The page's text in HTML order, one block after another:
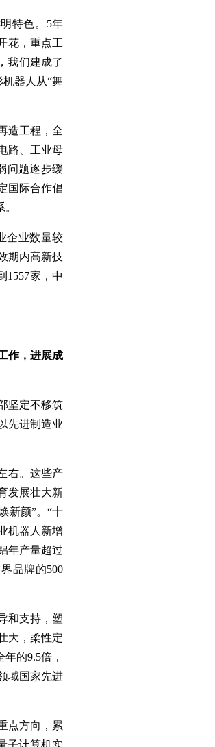
特色。5年
花，重点工
我们建成了
器人从“舞
造工程，全
路、工业母
问题逐步缓
国际合作倡
企业数量较
期内高新技
1557家，中
作，进展成
坚定不移筑
先进制造业
右。这些产
发展壮大新
新颜”。“十
机器人新增
年产量超过
品牌的500
和支持，塑
大，柔性定
的9.5倍，
域国家先进
点方向，累
子计算机实